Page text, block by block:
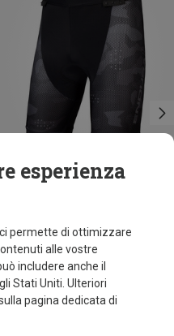
esperienza
ci permette di ottimizzare
alle vostre
includere anche il
Stati Uniti. Ulteriori
pagina dedicata di